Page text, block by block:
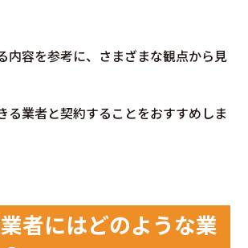
内容を参考に、さまざまな観点から見
る業者と契約することをおすすめしま
者にはどのような業